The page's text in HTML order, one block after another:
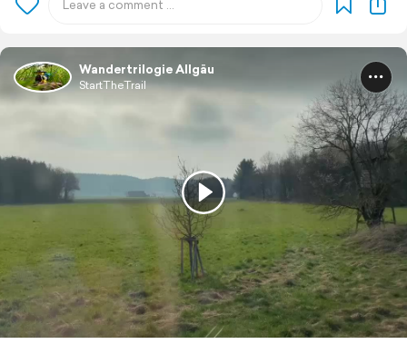
Wandertrilogie Allgäu
StartTheTrail